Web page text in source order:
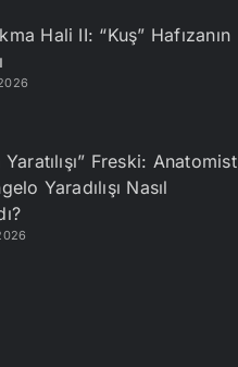
Hali II: “Kuş” Hafızanın
Yaratılışı” Freski: Anatomist
Yaradılışı Nasıl